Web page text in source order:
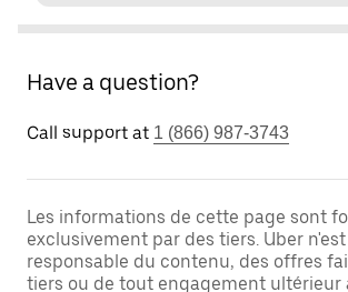
Have a question?
Call support at 1 (866) 987-3743
Les informations de cette page sont
exclusivement par des tiers. Uber
responsable du contenu, des offres
tiers ou de tout engagement ultérieur